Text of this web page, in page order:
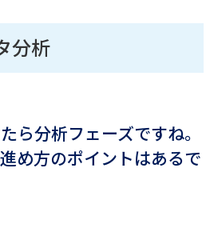
分析
ら分析フェーズですね。
め方のポイントはあるで